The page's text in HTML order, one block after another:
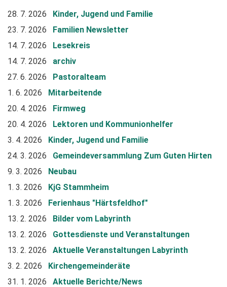
28. 7. 2026 Kinder, Jugend und Familie
23. 7. 2026 Familien Newsletter
14. 7. 2026 Lesekreis
14. 7. 2026 archiv
27. 6. 2026 Pastoralteam
1. 6. 2026 Mitarbeitende
20. 4. 2026 Firmweg
20. 4. 2026 Lektoren und Kommunionhelfer
3. 4. 2026 Kinder, Jugend und Familie
24. 3. 2026 Gemeindeversammlung Zum Guten Hirten
9. 3. 2026 Neubau
1. 3. 2026 KjG Stammheim
1. 3. 2026 Ferienhaus "Härtsfeldhof"
13. 2. 2026 Bilder vom Labyrinth
13. 2. 2026 Gottesdienste und Veranstaltungen
13. 2. 2026 Aktuelle Veranstaltungen Labyrinth
3. 2. 2026 Kirchengemeinderäte
31. 1. 2026 Aktuelle Berichte/News